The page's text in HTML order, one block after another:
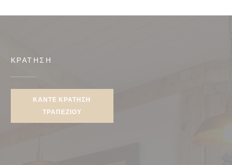
ΚΡΆΤΗΣΗ
ΚΆΝΤΕ ΚΡΆΤΗΣΗ
ΤΡΑΠΕΖΙΟΎ